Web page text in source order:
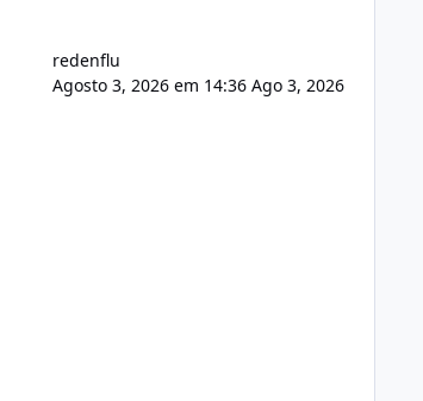
redenflu
Agosto 3, 2026 em 14:36 Ago 3, 2026